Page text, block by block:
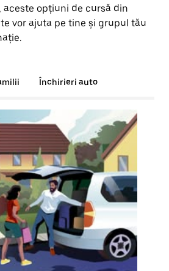
aceste opțiuni de cursă din
vor ajuta pe tine și grupul tău
Închirieri auto